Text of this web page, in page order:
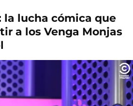
la lucha cómica que
a los Venga Monjas